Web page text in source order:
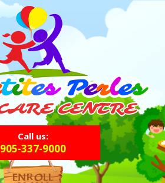
Call us:
905-337-9000
ENROLL